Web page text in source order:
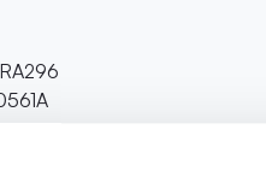
MP717686,